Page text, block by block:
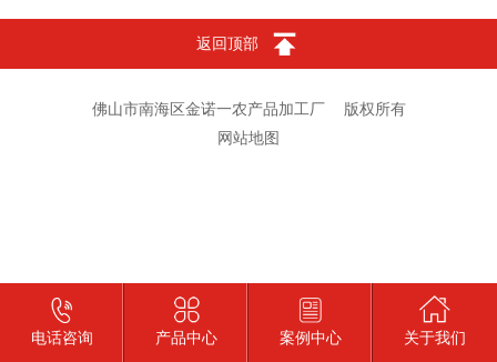
返回顶部
佛山市南海区金诺一农产品加工厂
版权所有
网站地图
电话咨询 产品中心 案例中心 关于我们